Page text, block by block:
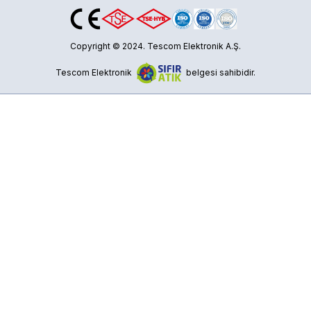
Copyright © 2024. Tescom Elektronik A.Ş.
Tescom Elektronik belgesi sahibidir.